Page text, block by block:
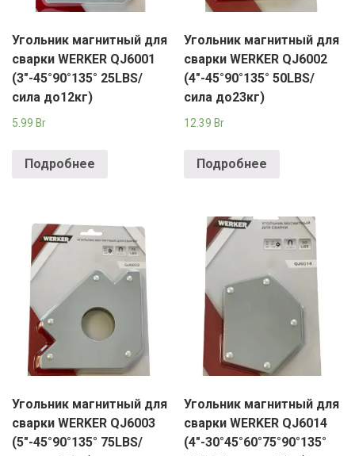
Угольник магнитный для
сварки WERKER QJ6001
(3"-45°90°135° 25LBS/
сила до12кг)
5.99 Br
Подробнее
Угольник магнитный для
сварки WERKER QJ6002
(4"-45°90°135° 50LBS/
сила до23кг)
12.39Br
Подробнее
Угольник магнитный для
сварки WERKER QJ6003
(5"-45°90°135° 75LBS/
Угольник магнитный для
сварки WERKER QJ6014
(4"-30°45°60°75°90°135°